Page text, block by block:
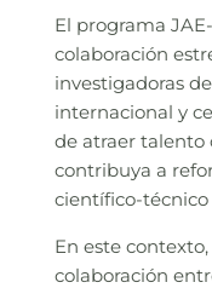
El programa
colaboración
investigadoras
internacional y
de atraer talento
contribuya a
científico-
En este
colaboración